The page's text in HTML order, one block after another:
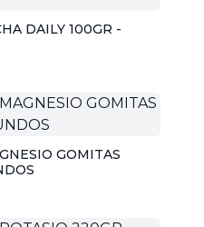
DAILY 100GR -
GOMITAS